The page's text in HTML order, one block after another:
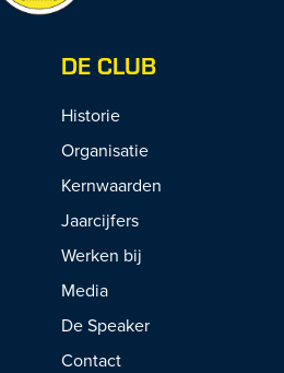
DE CLUB
Historie
Organisatie
Kernwaarden
Jaarcijfers
Werken bij
Media
De Speaker
Contact